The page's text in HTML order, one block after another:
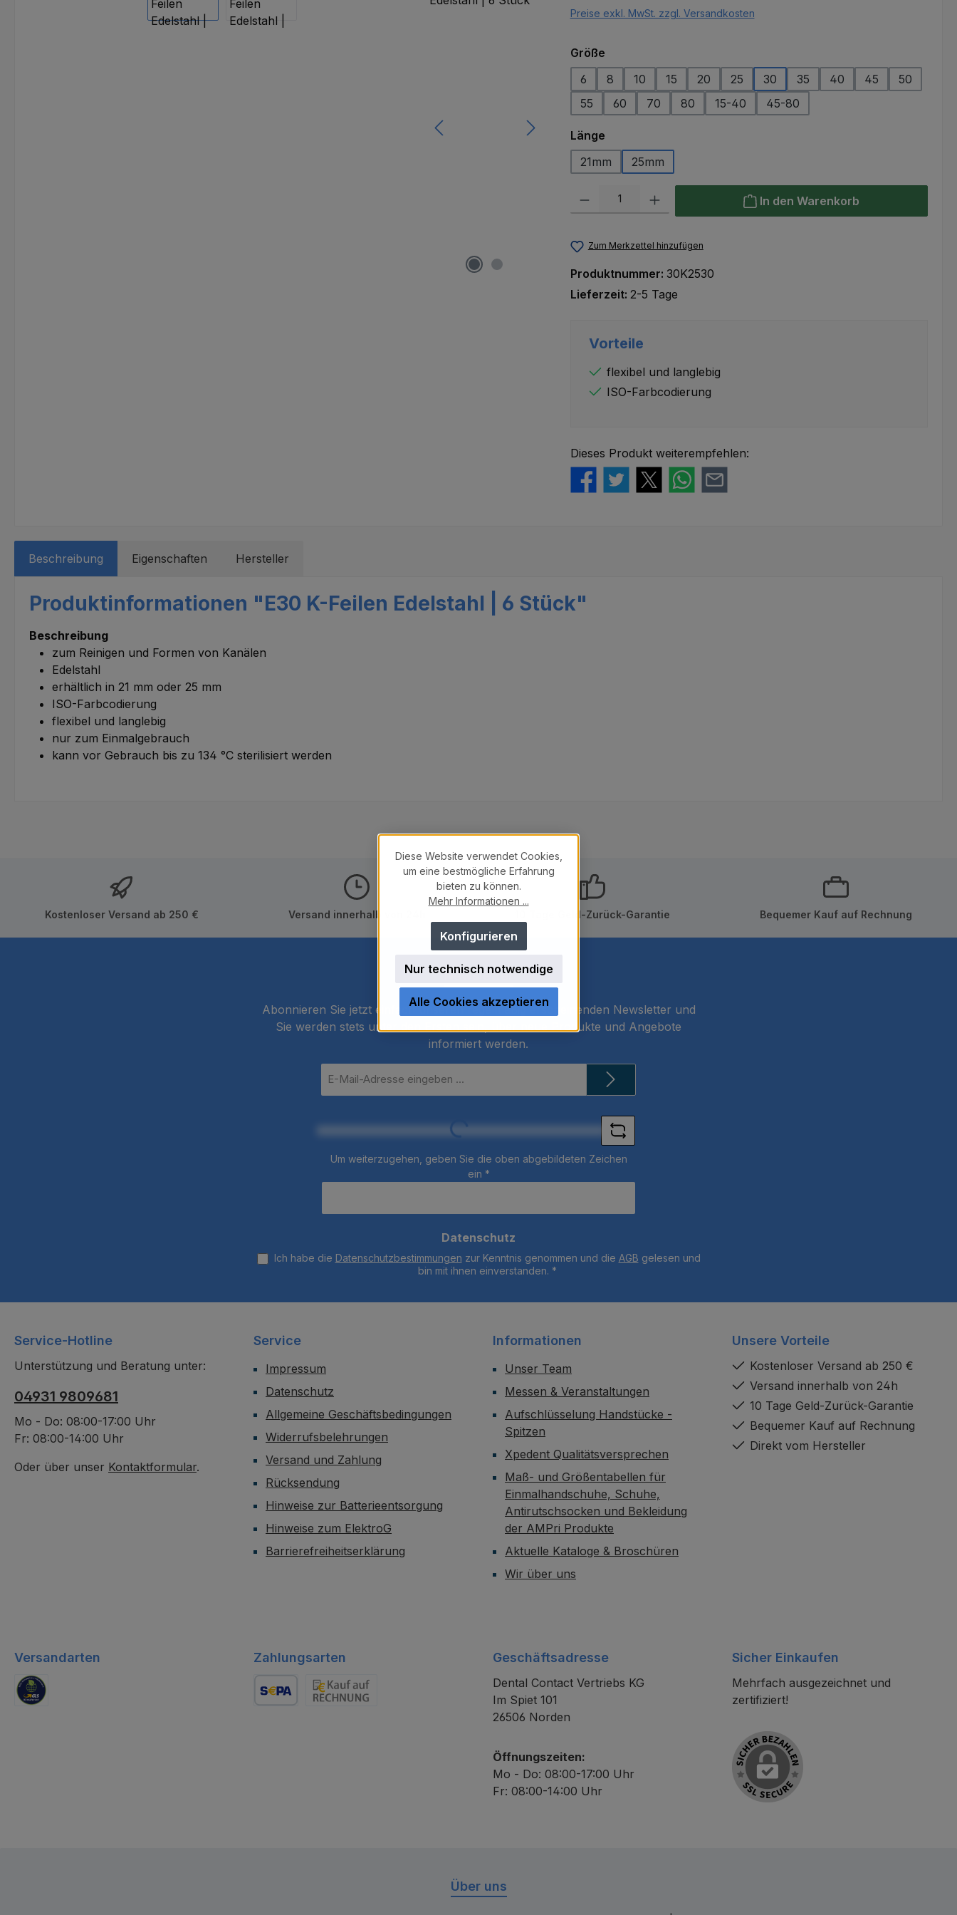
Preise exkl. MwSt. zzgl. Versandkosten
Größeauswählen
6
8 10 15 20 25 30 35 40 45
50
55
60 70 80 15-40 45-80
Längeauswählen
21mm
25mm
Produkt Anzahl: Gib den gewünschten Wert ein oder benutze die Schaltflächen
In den Warenkorb
Zum Merkzettel hinzufügen
Produktnummer: 30K2530
Lieferzeit: 2-5 Tage
Vorteile
flexibel und langlebig
ISO-Farbcodierung
Dieses Produkt weiterempfehlen:
Beschreibung Eigenschaften Hersteller
Produktinformationen "E30 K-Feilen Edelstahl | 6 Stück"
Beschreibung
zum Reinigen und Formen von Kanälen
Edelstahl
erhältlich in 21 mm oder 25 mm
ISO-Farbcodierung
flexibel und langlebig
nur zum Einmalgebrauch
kann vor Gebrauch bis zu 134 °C sterilisiert werden
Kostenloser Versand ab 250 € Versand innerhalb von 24h 10 Tage Geld-Zurück-Garantie Bequemer Kauf auf Rechnung
Newsletter
Abonnieren Sie jetzt einfach unseren regelmäßig erscheinenden Newsletter und
Sie werden stets unter den Ersten sein, über neue Produkte und Angebote
informiert werden.
Mail-
Loading...
Um weiterzugehen, geben Sie die oben abgebildeten Zeichen
ein *
Datenschutz
Ich habe die Datenschutzbestimmungen zur Kenntnis genommen und die AGB gelesen und
bin mit ihnen einverstanden. *
Service-Hotline
Unterstützung und Beratung unter:
04931 9809681
Mo - Do: 08:00-17:00 Uhr
Fr: 08:00-14:00 Uhr
Oder über unser Kontaktformular.
Service
Impressum
Datenschutz
Allgemeine Geschäftsbedingungen
Widerrufsbelehrungen
Versand und Zahlung
Rücksendung
Hinweise zur Batterieentsorgung
Hinweise zum ElektroG
Barrierefreiheitserklärung
Informationen
Unser Team
Messen & Veranstaltungen
Aufschlüsselung Handstücke -
Spitzen
Xpedent Qualitätsversprechen
Maß- und Größentabellen für
Einmalhandschuhe, Schuhe,
Antirutschsocken und Bekleidung
der AMPri Produkte
Aktuelle Kataloge & Broschüren
Wir über uns
Unsere Vorteile
Kostenloser Versand ab 250 €
Versand innerhalb von 24h
10 Tage Geld-Zurück-Garantie
Bequemer Kauf auf Rechnung
Direkt vom Hersteller
Versandarten Zahlungsarten Geschäftsadresse
Dental Contact Vertriebs KG
Im Spiet 101
26506 Norden
Öffnungszeiten:
Mo - Do: 08:00-17:00 Uhr
Fr: 08:00-14:00 Uhr
Sicher Einkaufen
Mehrfach ausgezeichnet und
zertifiziert!
Über uns
Diese Website verwendet Cookies,
um eine bestmögliche Erfahrung
bieten zu können.
Mehr Informationen ...
Nur technisch notwendige
Konfigurieren
Alle Cookies akzeptieren